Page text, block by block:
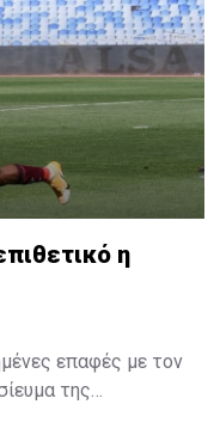
η
επαφές με τον
της